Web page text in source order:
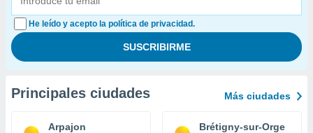
He leído y acepto la política de privacidad.
Principales ciudades Más ciudades
Arpajon Brétigny-sur-Orge